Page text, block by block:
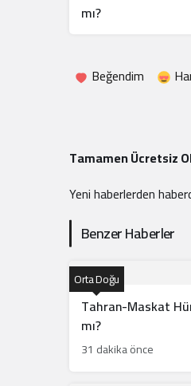
mı?
Beğendim
Tamamen Ücretsiz
Yeni haberlerden
Benzer Haberler
Tahran-Maskat
mı?
Orta Doğu
31 dakika önce